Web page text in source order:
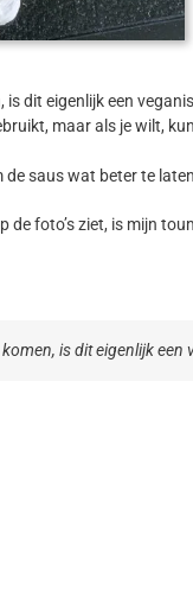
dit eigenlijk een
maar als je wilt,
saus wat beter te
foto’s ziet, is mijn
is dit eigenlijk een